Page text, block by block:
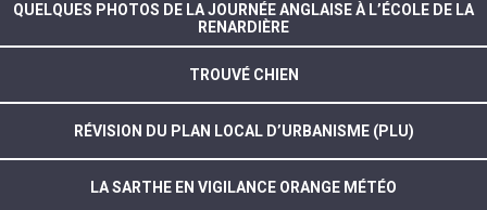
QUELQUES PHOTOS DE LA JOURNÉE ANGLAISE À L’ÉCOLE DE LA
RENARDIÈRE
TROUVÉ CHIEN
RÉVISION DU PLAN LOCAL D’URBANISME (PLU)
LA SARTHE EN VIGILANCE ORANGE MÉTÉO